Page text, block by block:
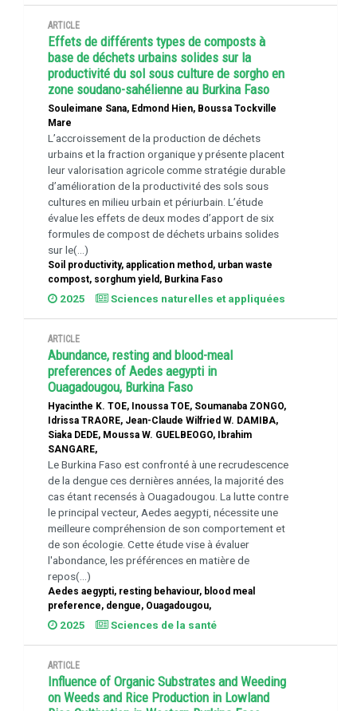
ARTICLE
Effets de différents types de composts à
base de déchets urbains solides sur la
productivité du sol sous culture de sorgho en
zone soudano-sahélienne au Burkina Faso
Souleimane Sana, Edmond Hien, Boussa Tockville
Mare
L’accroissement de la production de déchets
urbains et la fraction organique y présente placent
leur valorisation agricole comme stratégie durable
d’amélioration de la productivité des sols sous
cultures en milieu urbain et périurbain. L’étude
évalue les effets de deux modes d’apport de six
formules de compost de déchets urbains solides
sur le(...)
Soil productivity, application method, urban waste
compost, sorghum yield, Burkina Faso
2025 Sciences naturelles et appliquées
ARTICLE
Abundance, resting and blood-meal
preferences of Aedes aegypti in
Ouagadougou, Burkina Faso
Hyacinthe K. TOE, Inoussa TOE, Soumanaba ZONGO,
Idrissa TRAORE, Jean-Claude Wilfried W. DAMIBA,
Siaka DEDE, Moussa W. GUELBEOGO, Ibrahim
SANGARE,
Le Burkina Faso est confronté à une recrudescence
de la dengue ces dernières années, la majorité des
cas étant recensés à Ouagadougou. La lutte contre
le principal vecteur, Aedes aegypti, nécessite une
meilleure compréhension de son comportement et
de son écologie. Cette étude vise à évaluer
l'abondance, les préférences en matière de
repos(...)
Aedes aegypti, resting behaviour, blood meal
preference, dengue, Ouagadougou,
2025 Sciences de la santé
ARTICLE
Influence of Organic Substrates and Weeding
on Weeds and Rice Production in Lowland